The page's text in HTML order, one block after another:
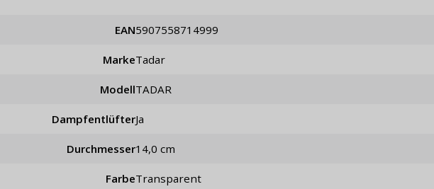
EAN 5907558714999
Marke Tadar
Modell TADAR
Dampfentlüfter ja
Durchmesser 14,0 cm
Farbe Transparent